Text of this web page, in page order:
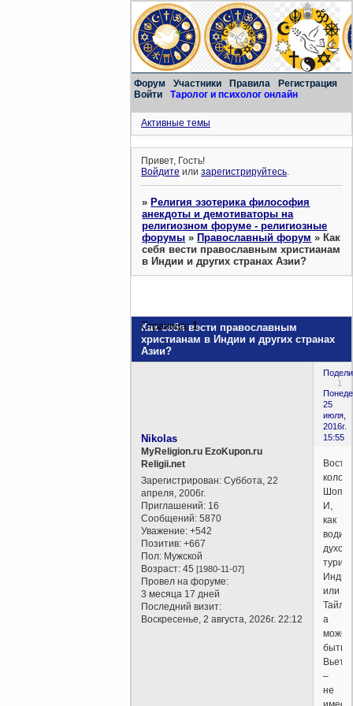
Форум Участники Правила
Регистрация
Войти
Таролог и психолог онлайн
Активные темы
Привет, Гость!
Войдите илизарегистрируйтесь.
»Религия эзотерика философия
анекдоты и демотиваторы на
религиозном форуме - религиозные
форумы »Православный форум »Как
себя вести православным христианам
в Индии и других странах Азии?
Как себя вести православным
христианам в Индии и других странах
Азии?
Страница:1
1
25
июля,
2016г.
15:55
Nikolas
MyReligion.ru EzoKupon.ru
Religii.net
Зарегистрирован: Суббота, 22
апреля, 2006г.
Приглашений: 16
Сообщений: 5870
Уважение: +542
Позитив: +667
Пол: Мужской
Возраст: 45[1980-11-07]
Провел на форуме:
3 месяца 17 дней
Последний визит:
Воскресенье, 2 августа, 2026г. 22:12
И,
как
Индия
или
а
может
быть,
–
не